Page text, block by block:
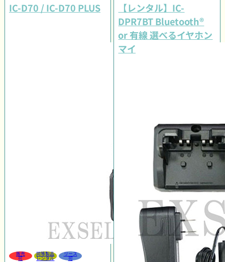
IC-D70 / IC-D70 PLUS
販売
可
同等製品
レンタル
リース
可
【レンタル】IC-
DPR7BT Bluetooth®
or 有線 選べるイヤホン
マイクタイプセット